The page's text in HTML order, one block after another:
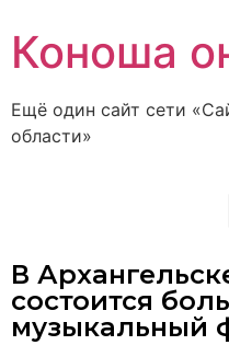
Коноша
Ещё один сайт сети
области»
В
состоится
музыкальный